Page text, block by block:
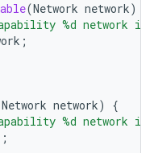
(Network network)
%d network
;
Network network)
{
%d network
;